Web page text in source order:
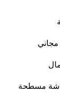
مسطحة